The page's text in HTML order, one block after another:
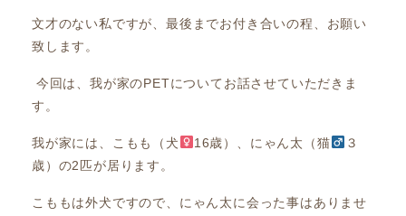
文才のない私ですが、最後までお付き合いの程、お願い
致します。
今回は、我が家のPETについてお話させていただきま
す。
我が家には、こもも（犬 16歳）、にゃん太（猫
３
歳）の2匹が居ります。
こももは外犬ですので、にゃん太に会った事はありませ